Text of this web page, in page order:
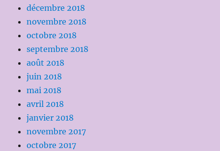
décembre 2018
novembre 2018
octobre 2018
septembre 2018
août 2018
juin 2018
mai 2018
avril 2018
janvier 2018
novembre 2017
octobre 2017